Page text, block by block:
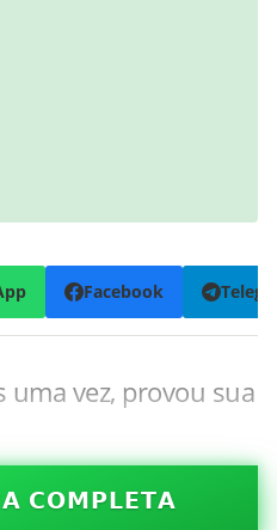
Facebook
uma vez, provou sua
𝗖𝗢𝗠𝗣𝗟𝗘𝗧𝗔